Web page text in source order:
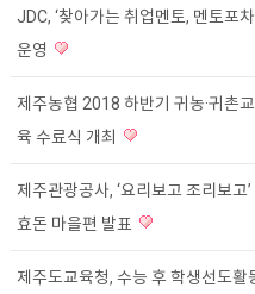
JDC, ‘찾아가는 취업멘토, 멘토포차
운영
제주농협 2018 하반기 귀농·귀촌교
육 수료식 개최
제주관광공사, ‘요리보고 조리보고’
효돈 마을편 발표
제주도교육청, 수능 후 학생선도활